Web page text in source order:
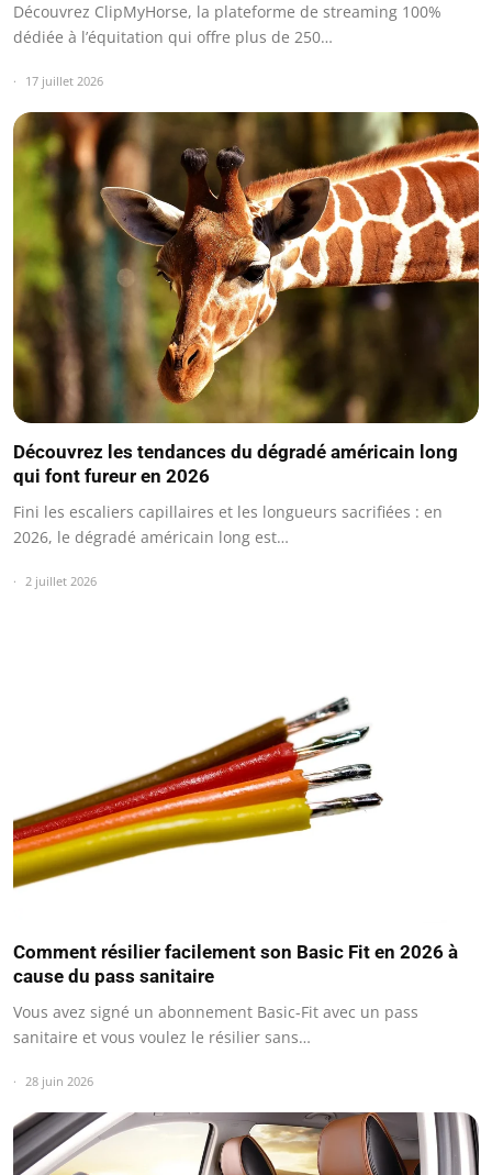
Découvrez ClipMyHorse, la plateforme de streaming 100%
dédiée à l’équitation qui offre plus de 250…
17 juillet 2026
Découvrez les tendances du dégradé américain long
qui font fureur en 2026
Fini les escaliers capillaires et les longueurs sacrifiées : en
2026, le dégradé américain long est…
2 juillet 2026
Comment résilier facilement son Basic Fit en 2026 à
cause du pass sanitaire
Vous avez signé un abonnement Basic-Fit avec un pass
sanitaire et vous voulez le résilier sans…
28 juin 2026